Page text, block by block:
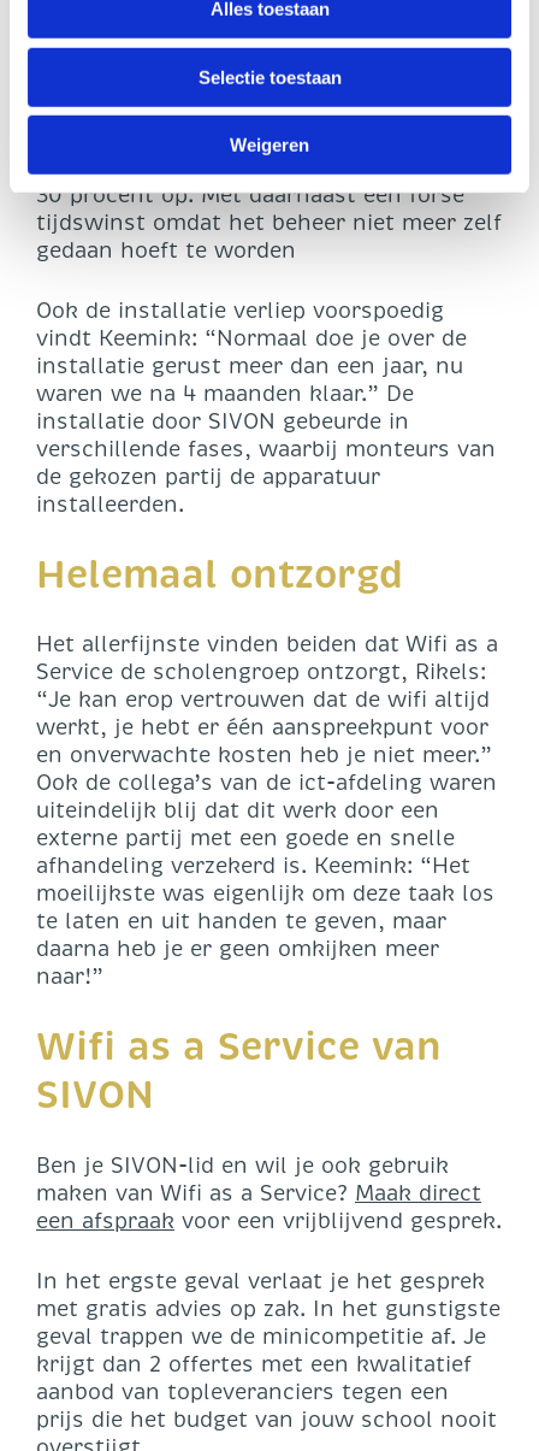
trekken. Dit kunt u doen via de zwevende zwarte knop,
linksonder op onze website.
Alles toestaan
Selectie toestaan
Weigeren
dit minimaal het dubbele geweest”, vertelt
Rikels. De definitieve kandidaat kwam uit
de bus via de score op vooraf opgestelde
kwaliteitsaspecten en de prijs. Dit leverde
ze een geschatte besparing van zo’n 20 à
30 procent op. Met daarnaast een forse
tijdswinst omdat het beheer niet meer zelf
gedaan hoeft te worden
Ook de installatie verliep voorspoedig
vindt Keemink: “Normaal doe je over de
installatie gerust meer dan een jaar, nu
waren we na 4 maanden klaar.” De
installatie door SIVON gebeurde in
verschillende fases, waarbij monteurs van
de gekozen partij de apparatuur
installeerden.
Helemaal ontzorgd
Het allerfijnste vinden beiden dat Wifi as a
Service de scholengroep ontzorgt, Rikels:
“Je kan erop vertrouwen dat de wifi altijd
werkt, je hebt er één aanspreekpunt voor
en onverwachte kosten heb je niet meer.”
Ook de collega’s van de ict-afdeling waren
uiteindelijk blij dat dit werk door een
externe partij met een goede en snelle
afhandeling verzekerd is. Keemink: “Het
moeilijkste was eigenlijk om deze taak los
te laten en uit handen te geven, maar
daarna heb je er geen omkijken meer
naar!”
Wifi as a Service van
SIVON
Ben je SIVON-lid en wil je ook gebruik
maken van Wifi as a Service? Maak direct
een afspraak voor een vrijblijvend gesprek.
In het ergste geval verlaat je het gesprek
met gratis advies op zak. In het gunstigste
geval trappen we de minicompetitie af. Je
krijgt dan 2 offertes met een kwalitatief
aanbod van topleveranciers tegen een
prijs die het budget van jouw school nooit